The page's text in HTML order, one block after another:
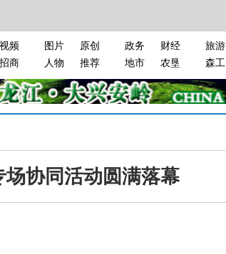
视频
招商
图片
原创
人物
推荐
政务
财经
地市
农垦
旅游
森工
协同活动圆满落幕